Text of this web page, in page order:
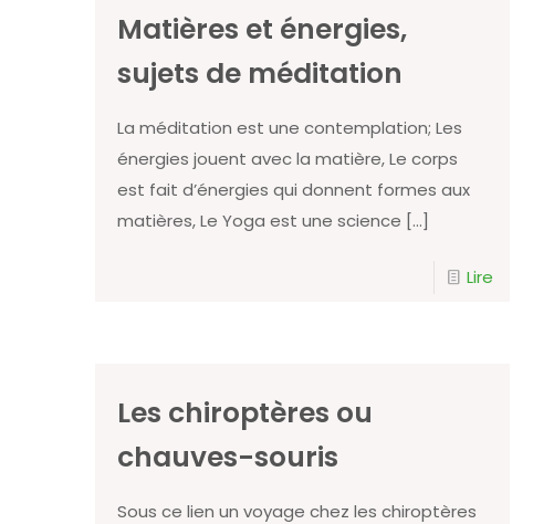
Matières et énergies,
sujets de méditation
La méditation est une contemplation; Les
énergies jouent avec la matière, Le corps
est fait d’énergies qui donnent formes aux
matières, Le Yoga est une science […]
Lire
Les chiroptères ou
chauves-souris
Sous ce lien un voyage chez les chiroptères